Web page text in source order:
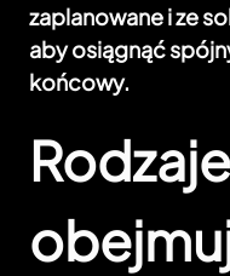
zaplanowane i ze
aby osiągnąć
końcowy.